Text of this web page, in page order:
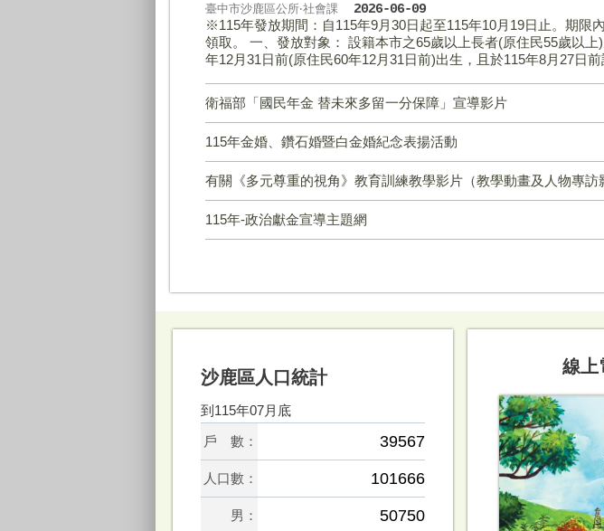
臺中市沙鹿區公所‧社會課
2026-06-09
※115年發放期間：自115年9月30日起至115年10月19日止。期限
領取。 一、發放對象： 設籍本市之65歲以上長者(原住民55歲以
年12月31日前(原住民60年12月31日前)出生，且於115年8月27日
衛福部「國民年金 替未來多留一分保障」宣導影片
115年金婚、鑽石婚暨白金婚紀念表揚活動
有關《多元尊重的視角》教育訓練教學影片（教學動畫及人物專訪
115年-政治獻金宣導主題網
沙鹿區人口統計
到115年07月底
戶 數：
39567
人口數： 101666
男： 50750
線上